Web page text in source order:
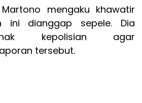
mengaku khawatir
ini dianggap sepele. Dia
kepolisian agar
tersebut.